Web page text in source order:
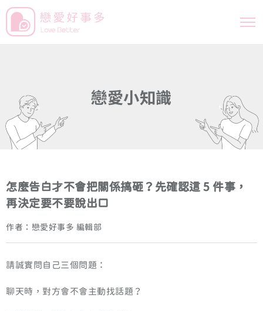
戀愛小知識
怎麼告白才不會把關係搞砸？先確認這 5 件事，
再決定要不要說出口
作者：戀愛好事多 編輯部
請誠實問自己三個問題：
聊天時，對方會不會主動找話題？